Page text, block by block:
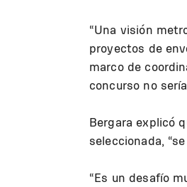
“Una visión
proyectos de
marco de
concurso no
Bergara explicó
seleccionada,
“Es un desafío